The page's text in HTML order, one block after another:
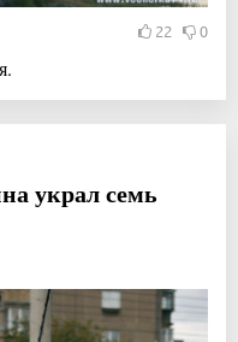
22 0
украл семь